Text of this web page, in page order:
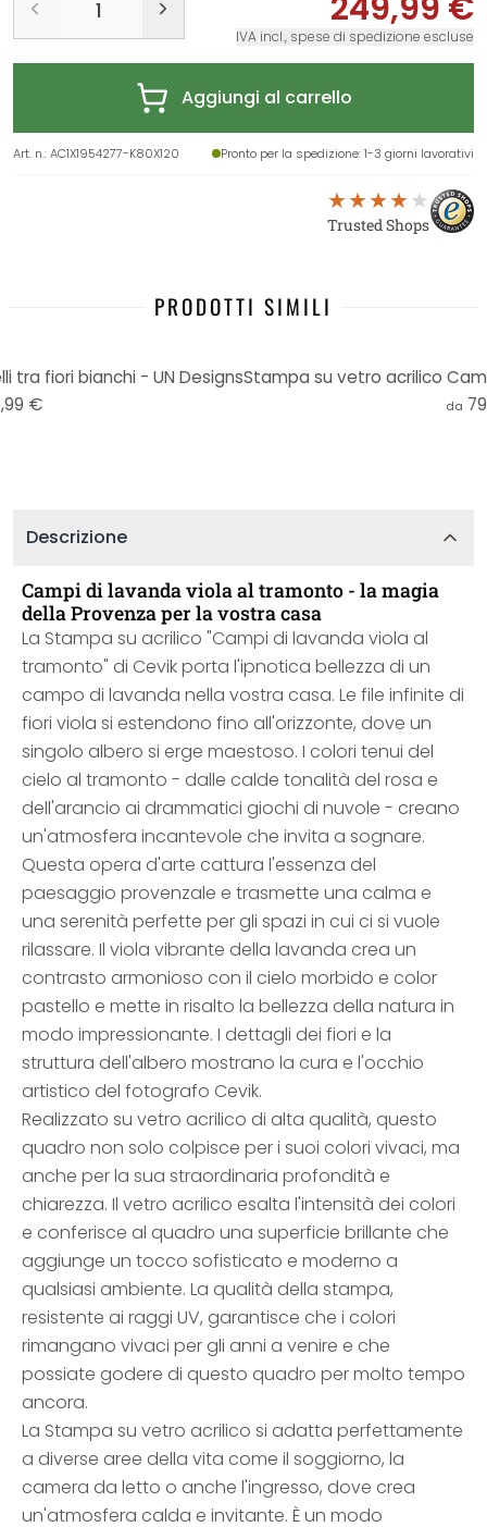
IVA incl., spese di spedizione escluse
Aggiungi al carrello
Art. n.:AC1X1954277-K80X120 Pronto per la spedizione: 1-3 giorni lavorativi
Trusted Shops
PRODOTTI SIMILI
tra fiori bianchi - UN Designs
€
da
Descrizione
Campi di lavanda viola al tramonto - la magia
della Provenza per la vostra casa
La Stampa su acrilico "Campi di lavanda viola al
tramonto" di Cevik porta l'ipnotica bellezza di un
campo di lavanda nella vostra casa. Le file infinite di
fiori viola si estendono fino all'orizzonte, dove un
singolo albero si erge maestoso. I colori tenui del
cielo al tramonto - dalle calde tonalità del rosa e
dell'arancio ai drammatici giochi di nuvole - creano
un'atmosfera incantevole che invita a sognare.
Questa opera d'arte cattura l'essenza del
paesaggio provenzale e trasmette una calma e
una serenità perfette per gli spazi in cui ci si vuole
rilassare. Il viola vibrante della lavanda crea un
contrasto armonioso con il cielo morbido e color
pastello e mette in risalto la bellezza della natura in
modo impressionante. I dettagli dei fiori e la
struttura dell'albero mostrano la cura e l'occhio
artistico del fotografo Cevik.
Realizzato su vetro acrilico di alta qualità, questo
quadro non solo colpisce per i suoi colori vivaci, ma
anche per la sua straordinaria profondità e
chiarezza. Il vetro acrilico esalta l'intensità dei colori
e conferisce al quadro una superficie brillante che
aggiunge un tocco sofisticato e moderno a
qualsiasi ambiente. La qualità della stampa,
resistente ai raggi UV, garantisce che i colori
rimangano vivaci per gli anni a venire e che
possiate godere di questo quadro per molto tempo
ancora.
La Stampa su vetro acrilico si adatta perfettamente
a diverse aree della vita come il soggiorno, la
camera da letto o anche l'ingresso, dove crea
un'atmosfera calda e invitante. È un modo